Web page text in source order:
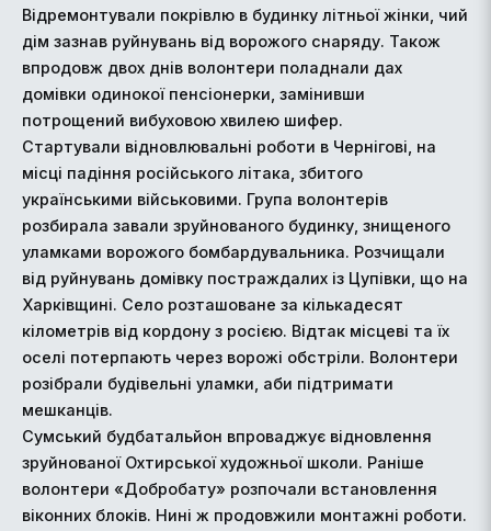
Відремонтували покрівлю в будинку літньої жінки, чий
дім зазнав руйнувань від ворожого снаряду. Також
впродовж двох днів волонтери поладнали дах
домівки одинокої пенсіонерки, замінивши
потрощений вибуховою хвилею шифер.
Стартували відновлювальні роботи в Чернігові, на
місці падіння російського літака, збитого
українськими військовими. Група волонтерів
розбирала завали зруйнованого будинку, знищеного
уламками ворожого бомбардувальника. Розчищали
від руйнувань домівку постраждалих із Цупівки, що на
Харківщині. Село розташоване за кількадесят
кілометрів від кордону з росією. Відтак місцеві та їх
оселі потерпають через ворожі обстріли. Волонтери
розібрали будівельні уламки, аби підтримати
мешканців.
Сумський будбатальйон впроваджує відновлення
зруйнованої Охтирської художньої школи. Раніше
волонтери «Добробату» розпочали встановлення
віконних блоків. Нині ж продовжили монтажні роботи.